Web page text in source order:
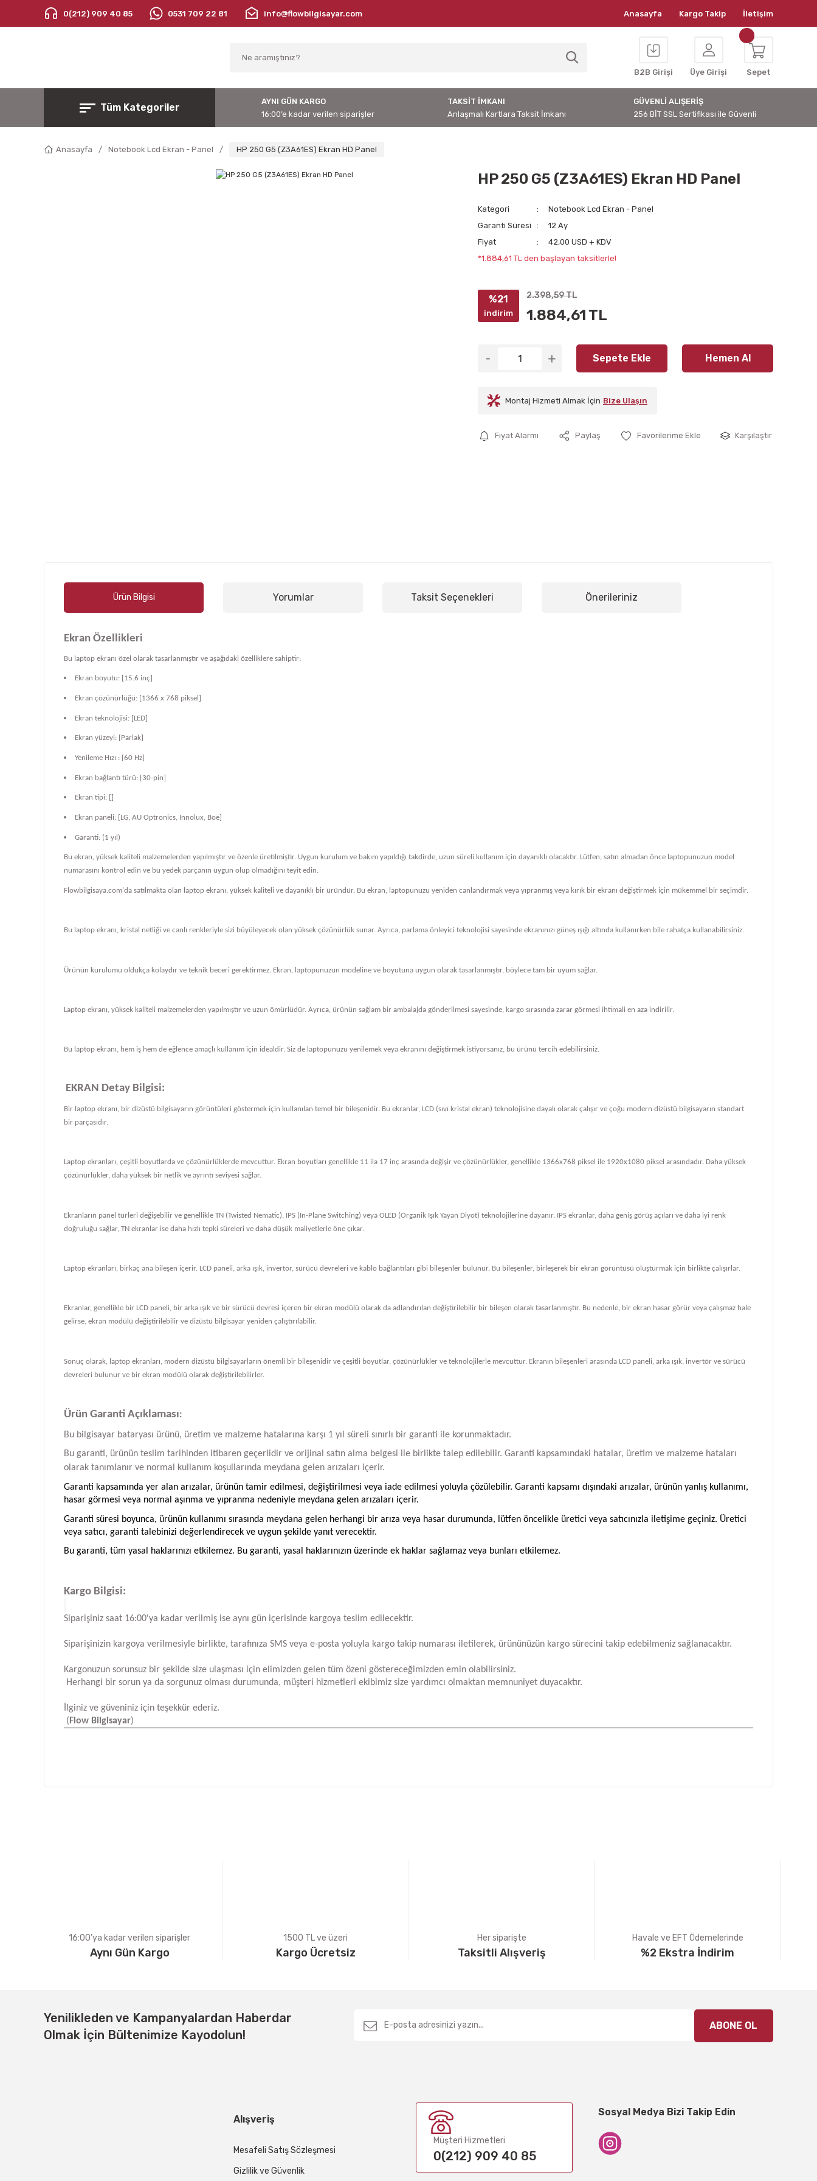
0(212) 909 40 85 0531 709 22 81 info@flowbilgisayar.com Anasayfa Kargo Takip İletişim
B2B Girişi Üye Girişi Sepet
Tüm Kategoriler
AYNI GÜN KARGO
16:00’e kadar verilen siparişler
TAKSİT İMKANI
Anlaşmalı Kartlara Taksit İmkanı
GÜVENLİ ALIŞERİŞ
256 BİT SSL Sertifikası ile Güvenli
Anasayfa Notebook Lcd Ekran - Panel HP 250 G5 (Z3A61ES) Ekran HD Panel
HP 250 G5 (Z3A61ES) Ekran HD Panel
Kategori
Notebook Lcd Ekran - Panel
Garanti Süresi
12 Ay
Fiyat
42,00 USD + KDV
*1.884,61 TL den başlayan taksitlerle!
%21
indirim
2.398,59 TL
1.884,61 TL
Sepete Ekle Hemen Al
Montaj Hizmeti Almak İçin Bize Ulaşın
Fiyat Alarmı Paylaş Karşılaştır
Ürün Bilgisi Yorumlar Taksit Seçenekleri Önerileriniz
Ekran Özellikleri
Bu laptop ekranı özel olarak tasarlanmıştır ve aşağıdaki özelliklere sahiptir:
Ekran boyutu: [15.6 inç]
Ekran çözünürlüğü: [1366 x 768 piksel]
Ekran teknolojisi: [LED]
Ekran yüzeyi: [Parlak]
Yenileme Hızı : [60 Hz]
Ekran bağlantı türü: [30-pin]
Ekran tipi: []
Ekran paneli: [LG, AU Optronics, Innolux, Boe]
Garanti: (1 yıl)
Bu ekran, yüksek kaliteli malzemelerden yapılmıştır ve özenle üretilmiştir. Uygun kurulum ve bakım yapıldığı takdirde, uzun süreli kullanım için dayanıklı olacaktır. Lütfen, satın almadan önce laptopunuzun model
numarasını kontrol edin ve bu yedek parçanın uygun olup olmadığını teyit edin.
Flowbilgisaya.com'da satılmakta olan laptop ekranı, yüksek kaliteli ve dayanıklı bir üründür. Bu ekran, laptopunuzu yeniden canlandırmak veya yıpranmış veya kırık bir ekranı değiştirmek için mükemmel bir seçimdir.
Bu laptop ekranı, kristal netliği ve canlı renkleriyle sizi büyüleyecek olan yüksek çözünürlük sunar. Ayrıca, parlama önleyici teknolojisi sayesinde ekranınızı güneş ışığı altında kullanırken bile rahatça kullanabilirsiniz.
Ürünün kurulumu oldukça kolaydır ve teknik beceri gerektirmez. Ekran, laptopunuzun modeline ve boyutuna uygun olarak tasarlanmıştır, böylece tam bir uyum sağlar.
Laptop ekranı, yüksek kaliteli malzemelerden yapılmıştır ve uzun ömürlüdür. Ayrıca, ürünün sağlam bir ambalajda gönderilmesi sayesinde, kargo sırasında zarar görmesi ihtimali en aza indirilir.
Bu laptop ekranı, hem iş hem de eğlence amaçlı kullanım için idealdir. Siz de laptopunuzu yenilemek veya ekranını değiştirmek istiyorsanız, bu ürünü tercih edebilirsiniz.
EKRAN Detay Bilgisi:
Bir laptop ekranı, bir dizüstü bilgisayarın görüntüleri göstermek için kullanılan temel bir bileşenidir. Bu ekranlar, LCD (sıvı kristal ekran) teknolojisine dayalı olarak çalışır ve çoğu modern dizüstü bilgisayarın standart
bir parçasıdır.
Laptop ekranları, çeşitli boyutlarda ve çözünürlüklerde mevcuttur. Ekran boyutları genellikle 11 ila 17 inç arasında değişir ve çözünürlükler, genellikle 1366x768 piksel ile 1920x1080 piksel arasındadır. Daha yüksek
çözünürlükler, daha yüksek bir netlik ve ayrıntı seviyesi sağlar.
Ekranların panel türleri değişebilir ve genellikle TN (Twisted Nematic), IPS (In-Plane Switching) veya OLED (Organik Işık Yayan Diyot) teknolojilerine dayanır. IPS ekranlar, daha geniş görüş açıları ve daha iyi renk
doğruluğu sağlar, TN ekranlar ise daha hızlı tepki süreleri ve daha düşük maliyetlerle öne çıkar.
Laptop ekranları, birkaç ana bileşen içerir. LCD paneli, arka ışık, invertör, sürücü devreleri ve kablo bağlantıları gibi bileşenler bulunur. Bu bileşenler, birleşerek bir ekran görüntüsü oluşturmak için birlikte çalışırlar.
Ekranlar, genellikle bir LCD paneli, bir arka ışık ve bir sürücü devresi içeren bir ekran modülü olarak da adlandırılan değiştirilebilir bir bileşen olarak tasarlanmıştır. Bu nedenle, bir ekran hasar görür veya çalışmaz hale
gelirse, ekran modülü değiştirilebilir ve dizüstü bilgisayar yeniden çalıştırılabilir.
Sonuç olarak, laptop ekranları, modern dizüstü bilgisayarların önemli bir bileşenidir ve çeşitli boyutlar, çözünürlükler ve teknolojilerle mevcuttur. Ekranın bileşenleri arasında LCD paneli, arka ışık, invertör ve sürücü
devreleri bulunur ve bir ekran modülü olarak değiştirilebilirler.
Ürün Garanti Açıklaması:
Bu bilgisayar bataryası ürünü, üretim ve malzeme hatalarına karşı 1 yıl süreli sınırlı bir garanti ile korunmaktadır.
Bu garanti, ürünün teslim tarihinden itibaren geçerlidir ve orijinal satın alma belgesi ile birlikte talep edilebilir. Garanti kapsamındaki hatalar, üretim ve malzeme hataları
olarak tanımlanır ve normal kullanım koşullarında meydana gelen arızaları içerir.
Garanti kapsamında yer alan arızalar, ürünün tamir edilmesi, değiştirilmesi veya iade edilmesi yoluyla çözülebilir. Garanti kapsamı dışındaki arızalar, ürünün yanlış kullanımı,
hasar görmesi veya normal aşınma ve yıpranma nedeniyle meydana gelen arızaları içerir.
Garanti süresi boyunca, ürünün kullanımı sırasında meydana gelen herhangi bir arıza veya hasar durumunda, lütfen öncelikle üretici veya satıcınızla iletişime geçiniz. Üretici
veya satıcı, garanti talebinizi değerlendirecek ve uygun şekilde yanıt verecektir.
Bu garanti, tüm yasal haklarınızı etkilemez. Bu garanti, yasal haklarınızın üzerinde ek haklar sağlamaz veya bunları etkilemez.
Kargo Bilgisi:
Siparişiniz saat 16:00'ya kadar verilmiş ise aynı gün içerisinde kargoya teslim edilecektir.
Siparişinizin kargoya verilmesiyle birlikte, tarafınıza SMS veya e-posta yoluyla kargo takip numarası iletilerek, ürününüzün kargo sürecini takip edebilmeniz sağlanacaktır.
Kargonuzun sorunsuz bir şekilde size ulaşması için elimizden gelen tüm özeni göstereceğimizden emin olabilirsiniz.
Herhangi bir sorun ya da sorgunuz olması durumunda, müşteri hizmetleri ekibimiz size yardımcı olmaktan memnuniyet duyacaktır.
İlginiz ve güveniniz için teşekkür ederiz.
( Flow Bilgisayar)
16:00’ya kadar verilen siparişler
Aynı Gün Kargo
1500 TL ve üzeri
Kargo Ücretsiz
Her siparişte
Taksitli Alışveriş
Havale ve EFT Ödemelerinde
%2 Ekstra İndirim
Yenilikleden ve Kampanyalardan Haberdar
Olmak İçin Bültenimize Kayodolun!
ABONE OL
Alışveriş
Mesafeli Satış Sözleşmesi
Gizlilik ve Güvenlik
Müşteri Hizmetleri
0(212) 909 40 85
Sosyal Medya Bizi Takip Edin